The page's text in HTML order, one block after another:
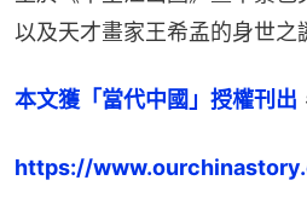
以及天才畫家王希孟的身世之
本文獲「當代中國」授權刊出
https://